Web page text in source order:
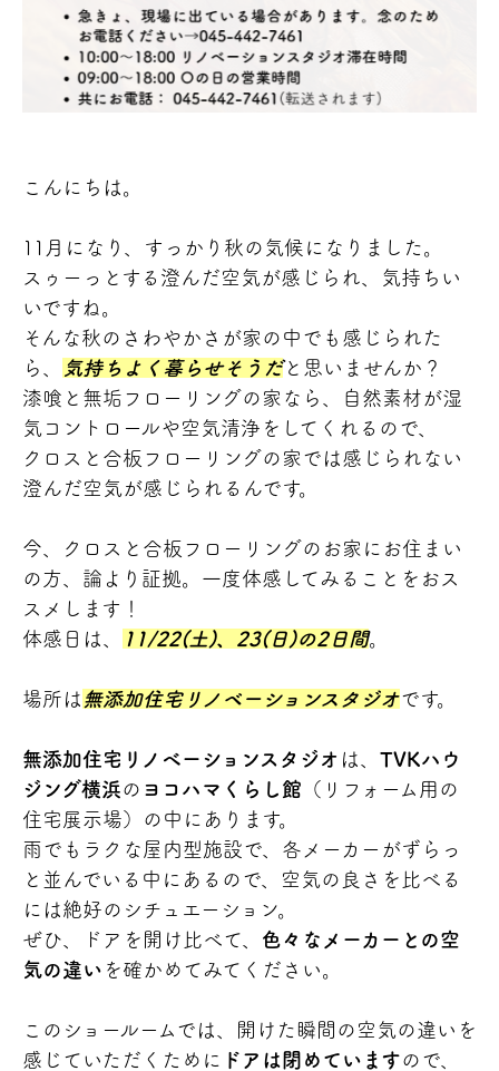
こんにちは。
11月になり、すっかり秋の気候になりました。
スゥーっとする澄んだ空気が感じられ、気持ちい
いですね。
そんな秋のさわやかさが家の中でも感じられた
ら、
気持ちよく暮らせそうだと思いませんか？
漆喰と無垢フローリングの家なら、自然素材が湿
気コントロールや空気清浄をしてくれるので、
クロスと合板フローリングの家では感じられない
澄んだ空気が感じられるんです。
今、クロスと合板フローリングのお家にお住まい
の方、論より証拠。一度体感してみることをおス
スメします！
体感日は、
1 1/22(土)、23(日)の2日間。
場所は 無添加住宅リノベーションスタジオです。
無添加住宅リノベーションスタジオ は、 TVKハウ
ジング横浜の ヨコハマくらし館 （リフォーム用の
住宅展示場）の中にあります。
雨でもラクな屋内型施設で、各メーカーがずらっ
と並んでいる中にあるので、空気の良さを比べる
には絶好のシチュエーション。
ぜひ、ドアを開け比べて、 色々なメーカーとの空
気の違い を確かめてみてください。
このショールームでは、開けた瞬間の空気の違いを
感じていただくために ドアは閉めていますので、